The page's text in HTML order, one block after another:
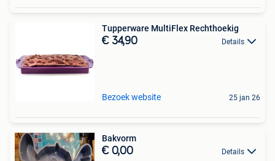
Tupperware MultiFlex Rechthoekig
€ 34,90 Details
Bezoek website 25 jan 26
Bakvorm
€ 0,00 Details